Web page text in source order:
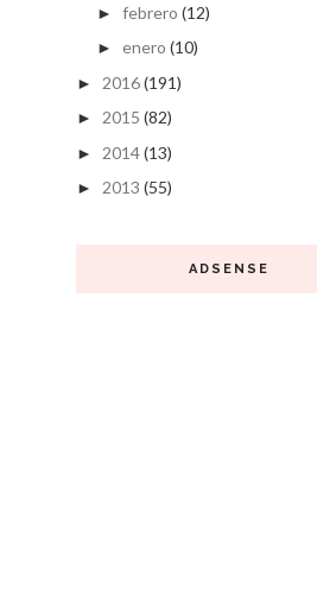
► febrero (12)
► enero (10)
► 2016(191)
► 2015 (82)
► 2014(13)
► 2013 (55)
ADSENSE